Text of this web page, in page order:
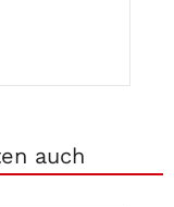
auch